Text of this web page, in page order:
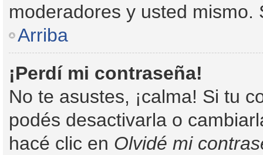
moderadores y usted
Arriba
¡Perdí mi contraseña!
No te asustes, ¡calma! Si tu
podés desactivarla o
hacé clic en Olvidé mi